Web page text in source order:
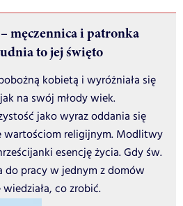
męczennica i patronka
to jej święto
kobietą i wyróżniała się
na swój młody wiek.
jako wyraz oddania się
wartościom religijnym. Modlitwy
esencję życia. Gdy św.
do pracy w jednym z domów
co zrobić.